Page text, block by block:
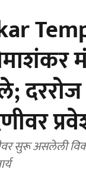
सुरू असलेली